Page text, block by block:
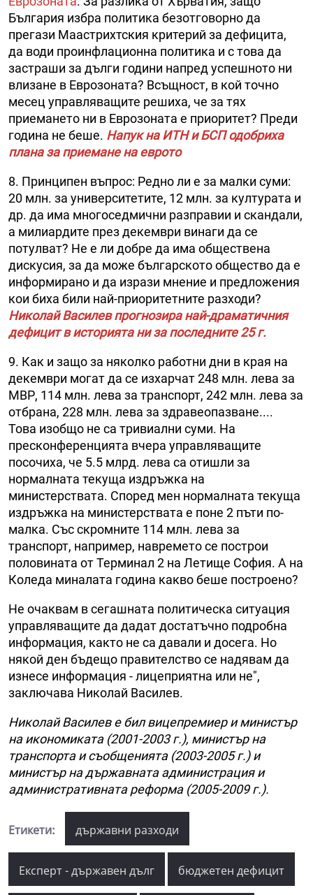
България избра политика безотговорно да
прегази Маастрихтския критерий за дефицита,
да води проинфлационна политика и с това да
застраши за дълги години напред успешното ни
влизане в Еврозоната? Всъщност, в кой точно
месец управляващите решиха, че за тях
приемането ни в Еврозоната е приоритет? Преди
година не беше. Напук на ИТН и БСП одобриха
плана за приемане на еврото
8. Принципен въпрос: Редно ли е за малки суми:
20 млн. за университетите, 12 млн. за културата и
др. да има многоседмични разправии и скандали,
а милиардите през декември винаги да се
потулват? Не е ли добре да има обществена
дискусия, за да може българското общество да е
информирано и да изрази мнение и предложения
кои биха били най-приоритетните разходи?
Николай Василев прогнозира най-драматичния
дефицит в историята ни за последните 25 г.
9. Как и защо за няколко работни дни в края на
декември могат да се изхарчат 248 млн. лева за
МВР, 114 млн. лева за транспорт, 242 млн. лева за
отбрана, 228 млн. лева за здравеопазване....
Това изобщо не са тривиални суми. На
пресконференцията вчера управляващите
посочиха, че 5.5 млрд. лева са отишли за
нормалната текуща издръжка на
министерствата. Според мен нормалната текуща
издръжка на министерствата е поне 2 пъти по-
малка. Със скромните 114 млн. лева за
транспорт, например, навремето се построи
половината от Терминал 2 на Летище София. А на
Коледа миналата година какво беше построено?
Не очаквам в сегашната политическа ситуация
управляващите да дадат достатъчно подробна
информация, както не са давали и досега. Но
някой ден бъдещо правителство се надявам да
изнесе информация - лицеприятна или не",
заключава Николай Василев.
Николай Василев е бил вицепремиер и министър
на икономиката (2001-2003 г.), министър на
транспорта и съобщенията (2003-2005 г.) и
министър на държавната администрация и
административната реформа (2005-2009 г.).
Етикети: държавни разходи
Експерт - държавен дълг бюджетен дефицит